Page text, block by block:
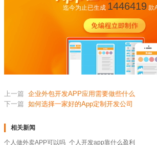
迄今为止已生成 1446419款
上一篇 企业外包开发APP应用需要做些什么
下一篇 如何选择一家好的App定制开发公司
相关新闻
个人做外卖APP可以吗_个人开发app靠什么盈利